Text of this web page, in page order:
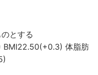
とする
BMI22.50(+0.3) 体脂肪